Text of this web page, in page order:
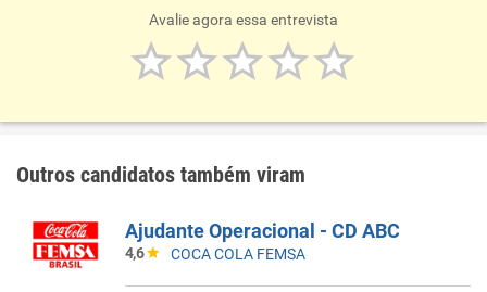
Avalie agora essa entrevista
Outros candidatos também viram
Ajudante Operacional - CD ABC
4,6 COCA COLA FEMSA